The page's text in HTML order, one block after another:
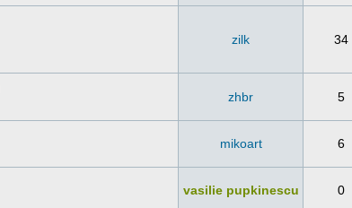
zilk 34
zhbr 5
mikoart 6
vasilie pupkinescu 0